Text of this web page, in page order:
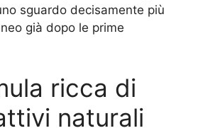
sguardo decisamente più
già dopo le prime
ricca di
naturali